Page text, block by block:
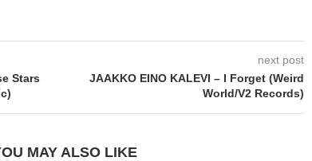
Stars
next post
JAAKKO EINO KALEVI – I Forget (Weird
World/V2 Records)
MAY ALSO LIKE